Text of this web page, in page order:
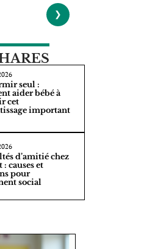
seul :
aider bébé à
cet
important
d’amitié chez
: causes et
pour
social